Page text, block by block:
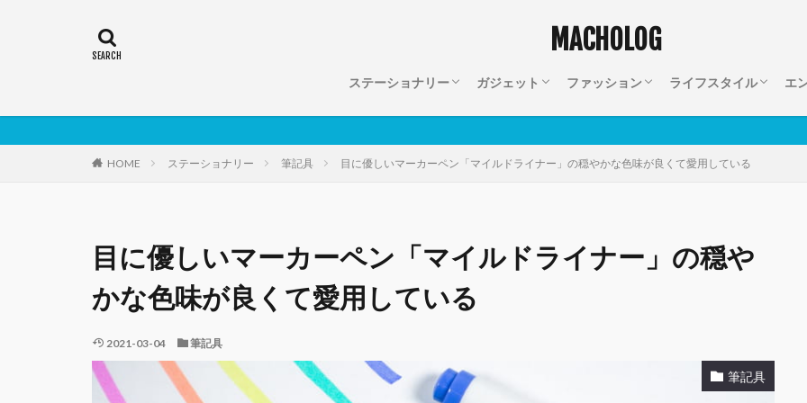
MACHOLOG
ステーショナリー
ノートブック
手帳
筆記具
ガジェット
Apple
アクセサリー
キーボード
カメラ
オーディオ
ネット回線
ファッション
バッグ
小物
ライフスタイル
注文住宅
インテリア
家電
キッズ
ライフハック
クレジットカード
仕事
セール情報
エ
HOME ステーショナリー 筆記具 目に優しいマーカーペン「マイルドライナー」の穏やかな色味が良くて愛用している
目に優しいマーカーペン「マイルドライナー」の穏や
かな色味が良くて愛用している
2021-03-04 筆記具
筆記具